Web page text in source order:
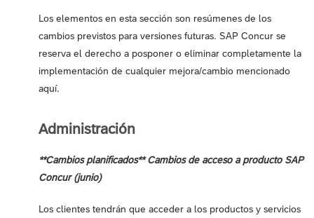
Los elementos en esta sección son resúmenes de los
cambios previstos para versiones futuras. SAP Concur se
reserva el derecho a posponer o eliminar completamente la
implementación de cualquier mejora/cambio mencionado
aquí.
Administración
**Cambios planificados** Cambios de acceso a producto SAP
Concur (junio)
Los clientes tendrán que acceder a los productos y servicios